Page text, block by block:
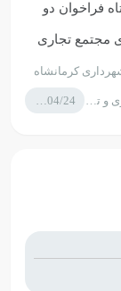
فراخوان دو
مجتمع تجاری
کرمانشاه
1405/04/24